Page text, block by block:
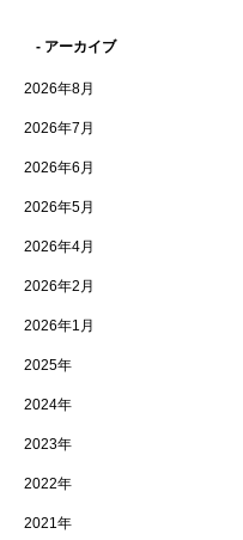
- アーカイブ
2026年8月
2026年7月
2026年6月
2026年5月
2026年4月
2026年2月
2026年1月
2025年
2024年
2023年
2022年
2021年